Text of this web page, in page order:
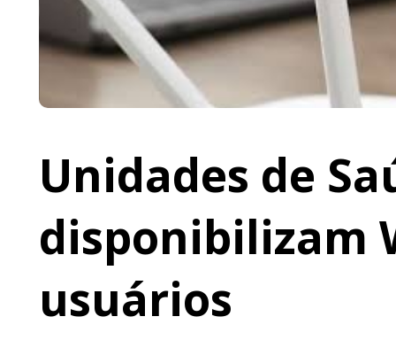
Unidades de
disponibilizam
usuários